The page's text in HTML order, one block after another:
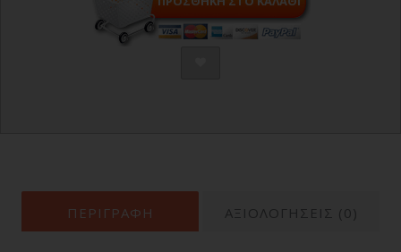
ΠΕΡΙΓΡΑΦΉ ΑΞΙΟΛΟΓΗΣΕΙΣ (0)